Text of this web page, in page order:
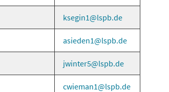
ksegin1 lspb de
asieden1 lspb de
jwinter5 lspb de
cwieman1 lspb de